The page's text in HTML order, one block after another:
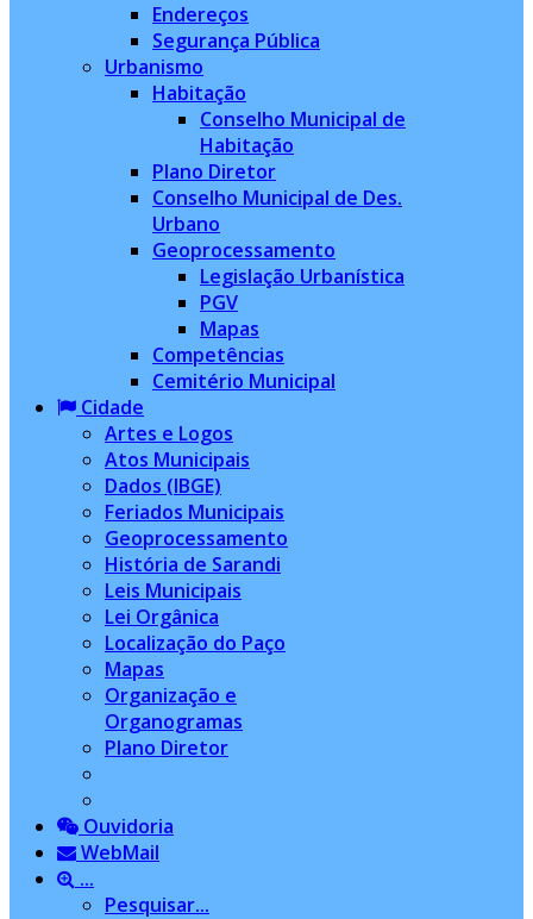
Endereços
Segurança Pública
Urbanismo
Habitação
Conselho Municipal de
Habitação
Plano Diretor
Conselho Municipal de Des.
Urbano
Geoprocessamento
Legislação Urbanística
PGV
Mapas
Competências
Cemitério Municipal
Cidade
Artes e Logos
Atos Municipais
Dados (IBGE)
Feriados Municipais
Geoprocessamento
História de Sarandi
Leis Municipais
Lei Orgânica
Localização do Paço
Mapas
Organização e
Organogramas
Plano Diretor
Ouvidoria
WebMail
...
Pesquisar...